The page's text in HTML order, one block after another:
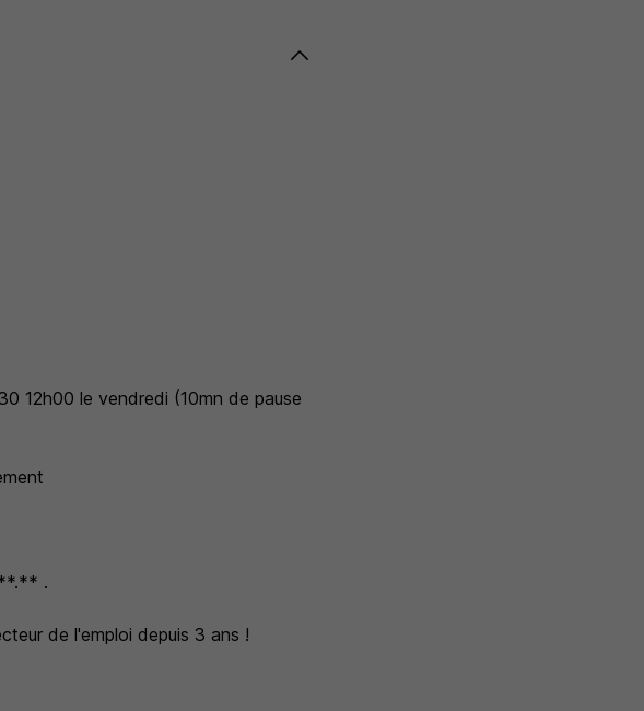
12h00 le vendredi (10mn de pause
.
de l'emploi depuis 3 ans !